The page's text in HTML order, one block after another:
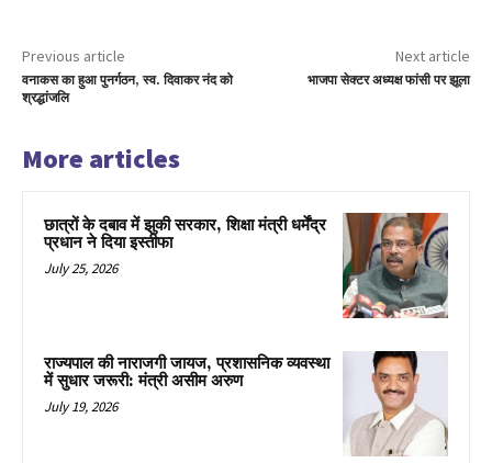
Previous article
वनाकस का हुआ पुनर्गठन, स्व. दिवाकर नंद को
श्रद्धांजलि
Next article
भाजपा सेक्टर अध्यक्ष फांसी पर झूला
More articles
छात्रों के दबाव में झुकी सरकार, शिक्षा मंत्री धर्मेंद्र
प्रधान ने दिया इस्तीफा
July 25, 2026
राज्यपाल की नाराजगी जायज, प्रशासनिक व्यवस्था
में सुधार जरूरी: मंत्री असीम अरुण
July 19, 2026